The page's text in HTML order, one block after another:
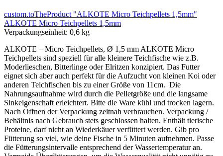
custom.toTheProduct "ALKOTE Micro Teichpellets 1,5mm"
ALKOTE Micro Teichpellets 1,5mm
Verpackungseinheit: 0,6 kg
ALKOTE – Micro Teichpellets, Ø 1,5 mm ALKOTE Micro
Teichpellets sind speziell für alle kleinere Teichfische wie z.B.
Moderlieschen, Bitterlinge oder Elritzen konzipiert. Das Futter
eignet sich aber auch perfekt für die Aufzucht von kleinen Koi oder
anderen Teichfischen bis zu einer Größe von 11cm. Die
Nahrungsaufnahme wird durch die Pelletgröße und die langsame
Sinkeigenschaft erleichtert. Bitte die Ware kühl und trocken lagern.
Nach Öffnen der Verpackung zeitnah verbrauchen. Verpackung /
Behältnis nach Gebrauch stets geschlossen halten. Enthält tierische
Proteine, darf nicht an Wiederkäuer verfüttert werden. Gib pro
Fütterung so viel, wie deine Fische in 5 Minuten aufnehmen. Passe
die Fütterungsintervalle entsprechend der Wassertemperatur an.